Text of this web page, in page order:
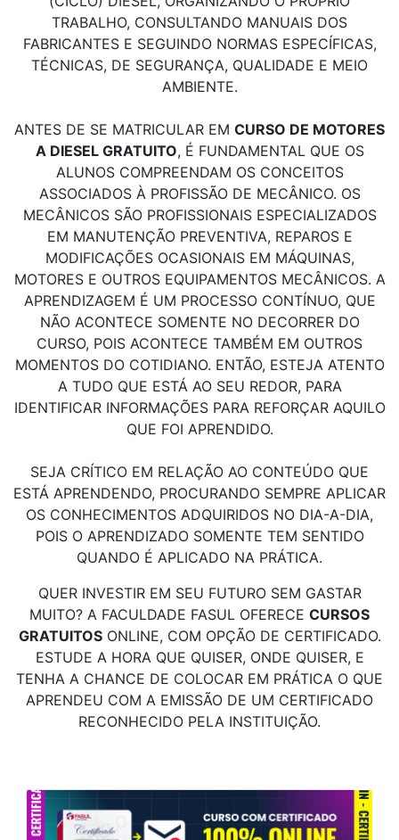
TRABALHO, CONSULTANDO MANUAIS DOS
FABRICANTES E SEGUINDO NORMAS ESPECÍFICAS,
TÉCNICAS, DE SEGURANÇA, QUALIDADE E MEIO
AMBIENTE.
ANTES DE SE MATRICULAR EM CURSO DE MOTORES
A DIESEL GRATUITO, É FUNDAMENTAL QUE OS
ALUNOS COMPREENDAM OS CONCEITOS
ASSOCIADOS À PROFISSÃO DE MECÂNICO. OS
MECÂNICOS SÃO PROFISSIONAIS ESPECIALIZADOS
EM MANUTENÇÃO PREVENTIVA, REPAROS E
MODIFICAÇÕES OCASIONAIS EM MÁQUINAS,
MOTORES E OUTROS EQUIPAMENTOS MECÂNICOS. A
APRENDIZAGEM É UM PROCESSO CONTÍNUO, QUE
NÃO ACONTECE SOMENTE NO DECORRER DO
CURSO, POIS ACONTECE TAMBÉM EM OUTROS
MOMENTOS DO COTIDIANO. ENTÃO, ESTEJA ATENTO
A TUDO QUE ESTÁ AO SEU REDOR, PARA
IDENTIFICAR INFORMAÇÕES PARA REFORÇAR AQUILO
QUE FOI APRENDIDO.
SEJA CRÍTICO EM RELAÇÃO AO CONTEÚDO QUE
ESTÁ APRENDENDO, PROCURANDO SEMPRE APLICAR
OS CONHECIMENTOS ADQUIRIDOS NO DIA-A-DIA,
POIS O APRENDIZADO SOMENTE TEM SENTIDO
QUANDO É APLICADO NA PRÁTICA.
QUER INVESTIR EM SEU FUTURO SEM GASTAR
MUITO? A FACULDADE FASUL OFERECE CURSOS
GRATUITOSONLINE, COM OPÇÃO DE CERTIFICADO.
ESTUDE A HORA QUE QUISER, ONDE QUISER, E
TENHA A CHANCE DE COLOCAR EM PRÁTICA O QUE
APRENDEU COM A EMISSÃO DE UM CERTIFICADO
RECONHECIDO PELA INSTITUIÇÃO.